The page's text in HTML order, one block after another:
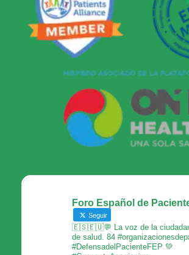
Foro Español de
Seguir
🇪🇸🇪🇺💬 La voz de la
de salud. 84
#DefensadelPacienteFEP 💚